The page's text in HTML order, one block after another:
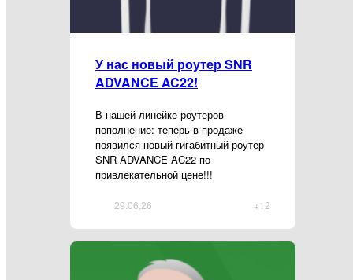
У нас новый роутер SNR
ADVANCE AC22!
В нашей линейке роутеров
пополнение: теперь в продаже
появился новый гигабитный роутер
SNR ADVANCE AC22 по
привлекательной цене!!!
+12
29.06.26